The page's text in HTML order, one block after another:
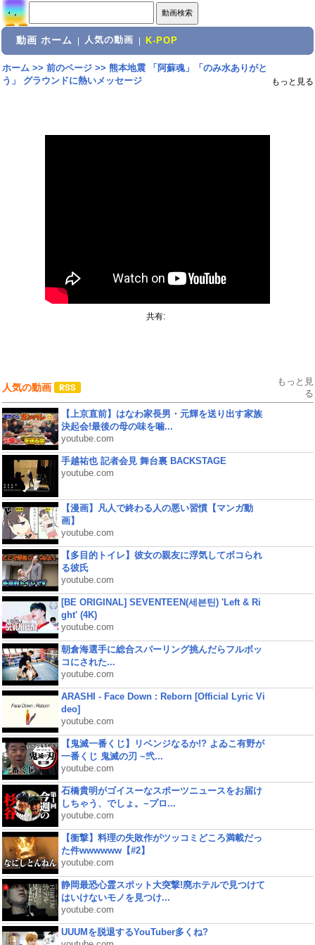
動画 ホーム 人気の動画 K-POP
ホーム>> 前のページ>> 熊本地震 「阿蘇魂」「のみ水ありがと
う」 グラウンドに熱いメッセージ
もっと見る
共有:
人気の動画
もっと見
る
【上京直前】はなわ家長男・元輝を送り出す家族
決起会!最後の母の味を噛...
youtube.com
手越祐也 記者会見 舞台裏 BACKSTAGE
youtube.com
【漫画】凡人で終わる人の悪い習慣【マンガ動
画】
youtube.com
【多目的トイレ】彼女の親友に浮気してボコられ
る彼氏
youtube.com
[BE ORIGINAL] SEVENTEEN(세븐틴) 'Left & Ri
ght' (4K)
youtube.com
朝倉海選手に総合スパーリング挑んだらフルボッ
コにされた...
youtube.com
ARASHI - Face Down : Reborn [Official Lyric Vi
deo]
youtube.com
【鬼滅一番くじ】リベンジなるか!? よゐこ有野が
一番くじ 鬼滅の刃 ~弐...
youtube.com
石橋貴明がゴイスーなスポーツニュースをお届け
しちゃう、でしょ。~プロ...
youtube.com
【衝撃】料理の失敗作がツッコミどころ満載だっ
た件wwwwww【#2】
youtube.com
静岡最恐心霊スポット大突撃!廃ホテルで見つけて
はいけないモノを見つけ...
youtube.com
UUUMを脱退するYouTuber多くね?